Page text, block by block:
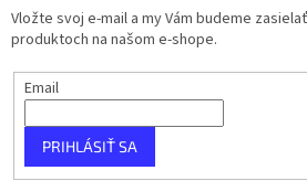
Vložte svoj e-mail a my Vám budeme
produktoch na našom e-shope.
Email
PRIHLÁSIŤ SA